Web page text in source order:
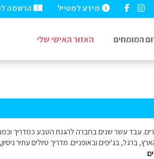
הרשמה מידע למטייל
המומחים האזור האישי שלי
ערים. עבד עשר שנים בחברה להגנת הטבע כמדריך
ברגל, בג'יפים ובאופניים. מדריך טיולים עתיר